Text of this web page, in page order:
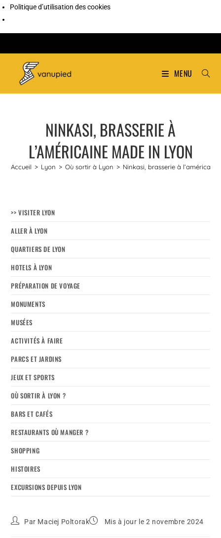
Politique d’utilisation des cookies
MENU
NINKASI, BRASSERIE À
L’AMÉRICAINE MADE IN LYON
Accueil > Lyon > Où sortir à Lyon > Ninkasi, brasserie à
>> VISITER LYON
ALLER À LYON
QUARTIERS DE LYON
HOTELS À LYON
PRÉPARATION DE VOYAGE
MONUMENTS
MUSÉES
ACTIVITÉS À FAIRE
PARCS ET JARDINS
JEUX ET SPORTS
OÙ SORTIR À LYON ?
BARS ET CAFÉS
RESTAURANTS OÙ MANGER ?
SHOPPING
HISTOIRES
EXCURSIONS DEPUIS LYON
Par Maciej Poltorak Mis à jour le 2 novembre 2024